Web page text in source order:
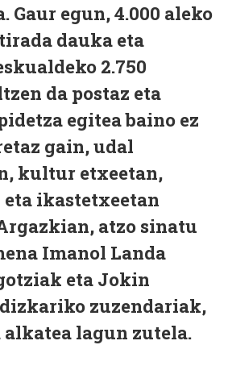
Gaur egun, 4.000 aleko
dauka eta
2.750
da postaz eta
egitea baino ez
gain, udal
kultur etxeetan,
ikastetxeetan
atzo sinatu
Imanol Landa
eta Jokin
zuzendariak,
lagun zutela.